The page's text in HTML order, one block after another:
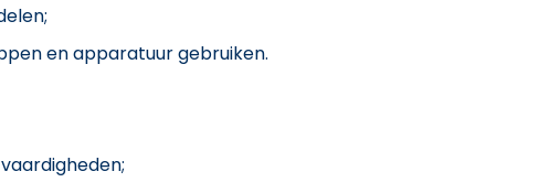
en apparatuur gebruiken.